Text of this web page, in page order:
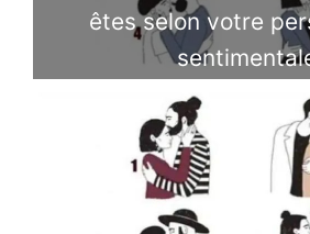
êtes selon votre